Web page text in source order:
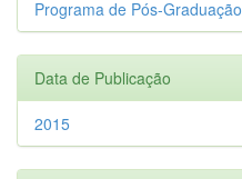
Programa de Pós-
Data de Publicação
2015